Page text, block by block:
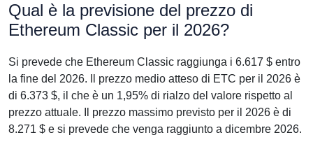
Qual è la previsione del prezzo di
Ethereum Classic per il 2026?
Si prevede che Ethereum Classic raggiunga i 6.617 $ entro
la fine del 2026. Il prezzo medio atteso di ETC per il 2026 è
di 6.373 $, il che è un 1,95% di rialzo del valore rispetto al
prezzo attuale. Il prezzo massimo previsto per il 2026 è di
8.271 $ e si prevede che venga raggiunto a dicembre 2026.